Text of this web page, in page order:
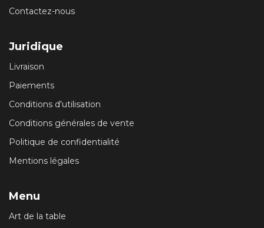
Contactez-nous
Juridique
Livraison
Paiements
Conditions d'utilisation
Conditions générales de vente
Politique de confidentialité
Mentions légales
Menu
Art de la table